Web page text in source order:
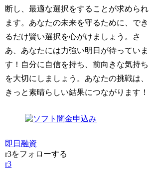
断し、最適な選択をすることが求められ
ます。あなたの未来を守るために、でき
るだけ賢い選択を心がけましょう。さ
あ、あなたには力強い明日が待っていま
す！自分に自信を持ち、前向きな気持ち
を大切にしましょう。あなたの挑戦は、
きっと素晴らしい結果につながります！
即日融資
r3をフォローする
r3